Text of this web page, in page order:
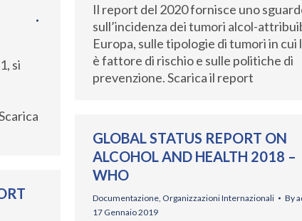
si
Il report del 2020 fornisce uno
sull’incidenza dei tumori alcol-
Europa, sulle tipologie di tumori in cui
è fattore di rischio e sulle politiche di
prevenzione. Scarica il report
GLOBAL STATUS REPORT ON
ALCOHOL AND HEALTH 2018 –
WHO
Documentazione Organizzazioni Internazionali By
17 Gennaio 2019